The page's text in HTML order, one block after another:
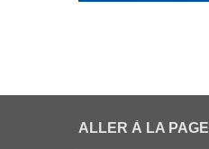
ALLER À LA PAGE